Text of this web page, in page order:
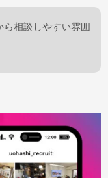
相談しやすい雰囲